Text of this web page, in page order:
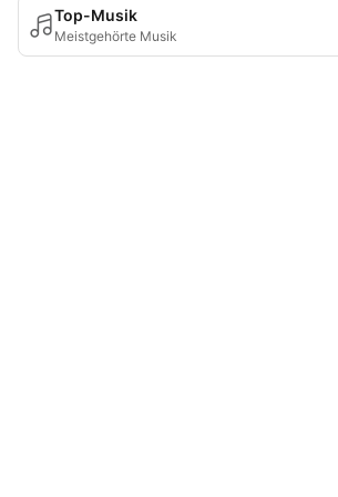
Top-Musik
Meistgehörte Musik